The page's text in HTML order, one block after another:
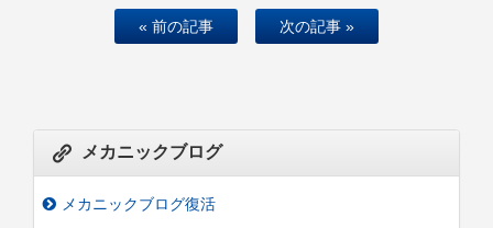
« 前の記事 次の記事 »
メカニックブログ
メカニックブログ復活